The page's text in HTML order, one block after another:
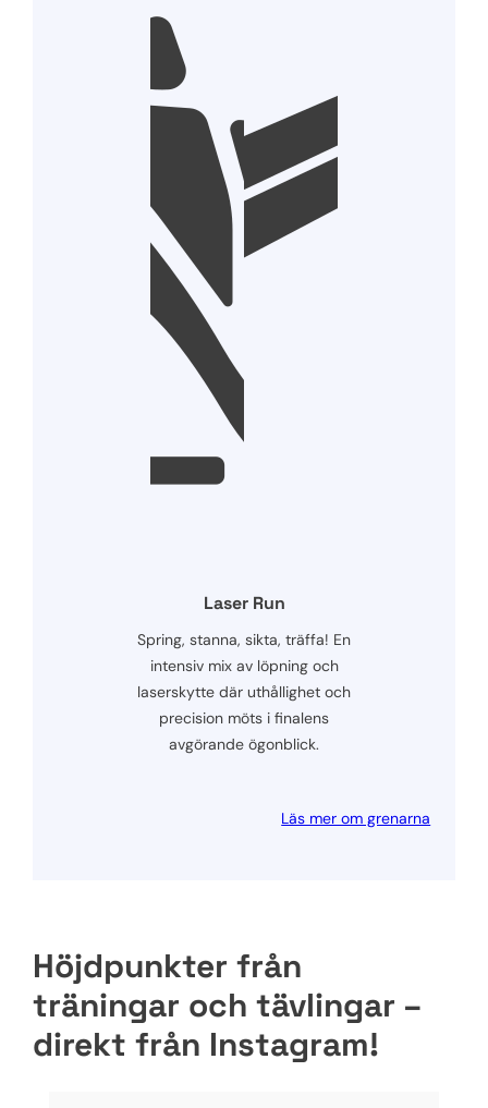
Laser Run
Spring, stanna, sikta, träffa! En
intensiv mix av löpning och
laserskytte där uthållighet och
precision möts i finalens
avgörande ögonblick.
Läs mer om grenarna
Höjdpunkter från
träningar och tävlingar –
direkt från Instagram!